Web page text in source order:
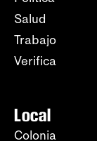
Salud
Trabajo
Verifica
Local
Colonia